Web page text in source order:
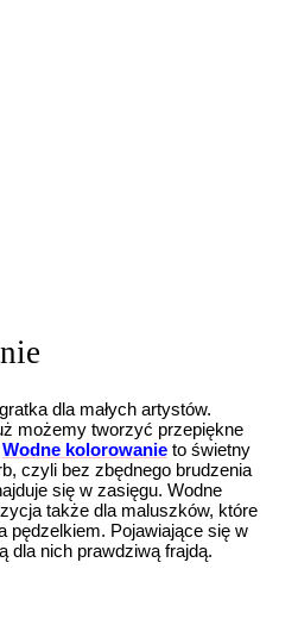
dla małych artystów.
możemy tworzyć przepiękne
Wodne kolorowanie to świetny
czyli bez zbędnego brudzenia
się w zasięgu. Wodne
także dla maluszków, które
pędzelkiem. Pojawiające się w
dla nich prawdziwą frajdą.